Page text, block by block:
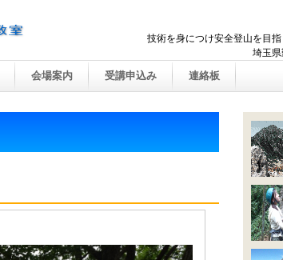
技術を身につけ安全登山を目指
埼玉県勤労者山
会場案内 受講申込み 連絡板